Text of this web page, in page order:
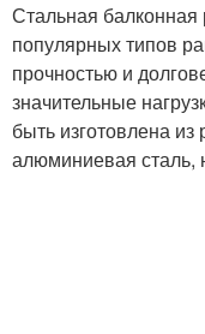
Стальная
популярных типов
прочностью и
значительные
быть изготовлена из
алюминиевая сталь,